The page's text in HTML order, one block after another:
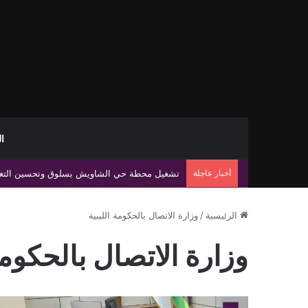
أخبار عاجلة تشغيل محطة حي الشاويش بسلوق وتحسين التغذية الكهربائية لنحو 174
الرئيسية / وزارة الاتصال بالحكومة الليبية
وزارة الاتصال